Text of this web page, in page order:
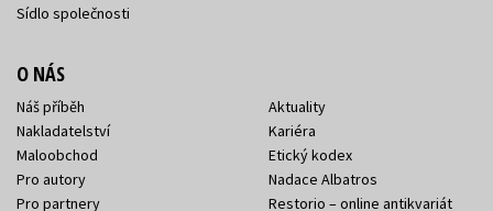
Sídlo společnosti
O NÁS
Náš příběh
Nakladatelství
Maloobchod
Pro autory
Pro partnery
Aktuality
Kariéra
Etický kodex
Nadace Albatros
Restorio – online antikvariát